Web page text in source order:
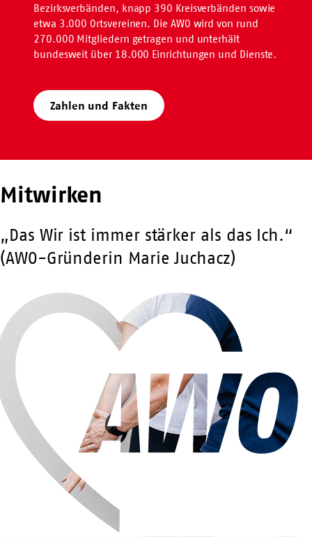
Bezirksverbänden, knapp 390 Kreisverbänden sowie
etwa 3.000 Ortsvereinen. Die AWO wird von rund
270.000 Mitgliedern getragen und unterhält
bundesweit über 18.000 Einrichtungen und Dienste.
Zahlen und Fakten
Mitwirken
„Das Wir ist immer stärker als das Ich.“
(AWO-Gründerin Marie Juchacz)